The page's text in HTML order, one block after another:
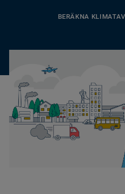
BERÄKNA